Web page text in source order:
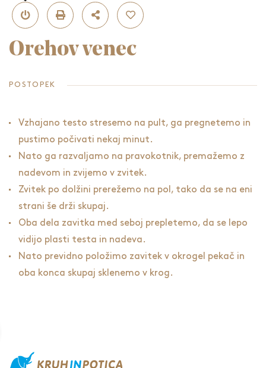
Orehov venec
POSTOPEK
Vzhajano testo stresemo na pult, ga pregnetemo in
pustimo počivati nekaj minut.
Nato ga razvaljamo na pravokotnik, premažemo z
nadevom in zvijemo v zvitek.
Zvitek po dolžini prerežemo na pol, tako da se na eni
strani še drži skupaj.
Oba dela zavitka med seboj prepletemo, da se lepo
vidijo plasti testa in nadeva.
Nato previdno položimo zavitek v okrogel pekač in
oba konca skupaj sklenemo v krog.